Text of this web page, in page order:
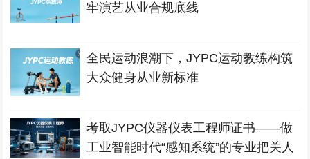
牢演艺从业合规底线
全民运动浪潮下，JYPC运动教练构筑
大众健身从业新标准
考取JYPC仪器仪表工程师证书——做
工业智能时代“感知系统”的专业把关人